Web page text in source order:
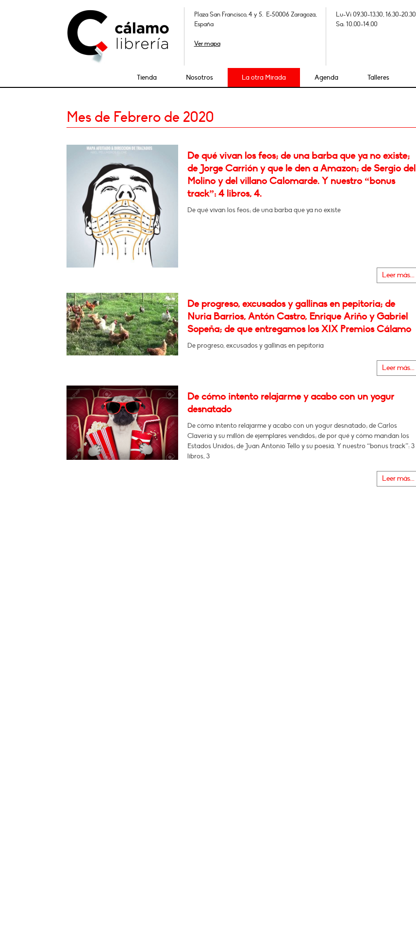
Plaza San Francisco, 4 y 5. E-50006 Zaragoza,
España
Ver mapa
Lu-Vi 09.30-13.30, 16.30-20.30
Sa: 10.00-14.00
Tienda Nosotros La otra Mirada Agenda Talleres
Mes de Febrero de 2020
De qué vivan los feos; de una barba que ya no existe;
de Jorge Carrión y que le den a Amazon; de Sergio del
Molino y del villano Calomarde. Y nuestro “bonus
track”: 4 libros, 4.
De qué vivan los feos; de una barba que ya no existe
Leer más...
De progreso, excusados y gallinas en pepitoria; de
Nuria Barrios, Antón Castro, Enrique Ariño y Gabriel
Sopeña; de que entregamos los XIX Premios Cálamo
De progreso, excusados y gallinas en pepitoria
Leer más...
De cómo intento relajarme y acabo con un yogur
desnatado
De cómo intento relajarme y acabo con un yogur desnatado; de Carlos
Clavería y su millón de ejemplares vendidos; de por qué y cómo mandan los
Estados Unidos; de Juan Antonio Tello y su poesía. Y nuestro “bonus track”: 3
libros, 3
Leer más...